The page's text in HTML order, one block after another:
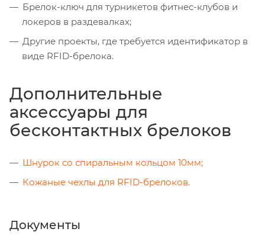
Брелок-ключ для турникетов фитнес-клубов и
локеров в раздевалках;
Другие проекты, где требуется идентификатор в
виде RFID-брелока.
Дополнительные
аксессуары для
бесконтактных брелоков
Шнурок со спиральным кольцом 10мм;
Кожаные чехлы для RFID-брелоков.
Документы